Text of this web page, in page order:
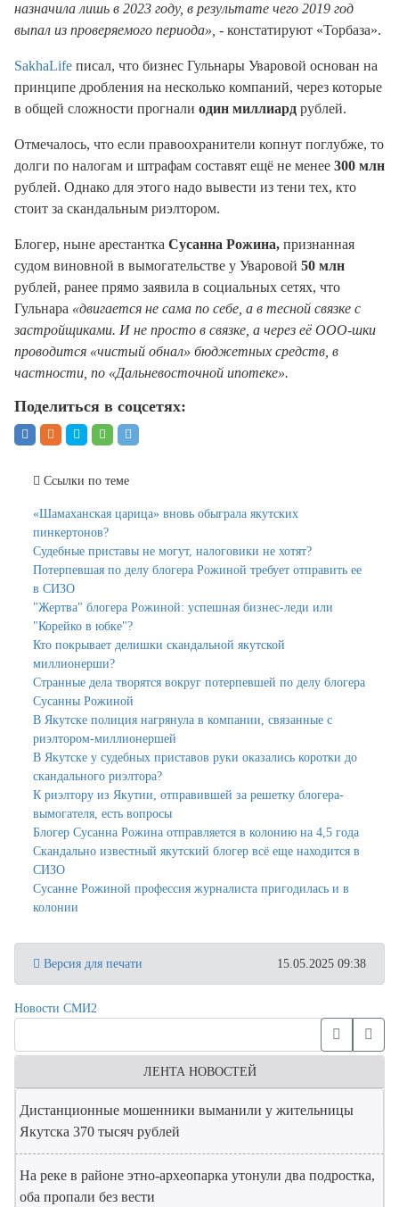
назначила лишь в 2023 году, в результате чего 2019 год
выпал из проверяемого периода», - констатируют «Торбаза».
SakhaLife писал, что бизнес Гульнары Уваровой основан на
принципе дробления на несколько компаний, через которые
в общей сложности прогнали один миллиард рублей.
Отмечалось, что если правоохранители копнут поглубже, то
долги по налогам и штрафам составят ещё не менее 300 млн
рублей. Однако для этого надо вывести из тени тех, кто
стоит за скандальным риэлтором.
Блогер, ныне арестантка Сусанна Рожина, признанная
судом виновной в вымогательстве у Уваровой 50 млн
рублей, ранее прямо заявила в социальных сетях, что
Гульнара «двигается не сама по себе, а в тесной связке с
застройщиками. И не просто в связке, а через её ООО-шки
проводится «чистый обнал» бюджетных средств, в
частности, по «Дальневосточной ипотеке».
Поделиться в соцсетях:
Ссылки по теме
«Шамаханская царица» вновь обыграла якутских
пинкертонов?
Судебные приставы не могут, налоговики не хотят?
Потерпевшая по делу блогера Рожиной требует отправить ее
в СИЗО
"Жертва" блогера Рожиной: успешная бизнес-леди или
"Корейко в юбке"?
Кто покрывает делишки скандальной якутской
миллионерши?
Странные дела творятся вокруг потерпевшей по делу блогера
Сусанны Рожиной
В Якутске полиция нагрянула в компании, связанные с
риэлтором-миллионершей
В Якутске у судебных приставов руки оказались коротки до
скандального риэлтора?
К риэлтору из Якутии, отправившей за решетку блогера-
вымогателя, есть вопросы
Блогер Сусанна Рожина отправляется в колонию на 4,5 года
Скандально известный якутский блогер всё еще находится в
СИЗО
Сусанне Рожиной профессия журналиста пригодилась и в
колонии
Версия для печати 15.05.2025 09:38
Новости СМИ2
ЛЕНТА НОВОСТЕЙ
Дистанционные мошенники выманили у жительницы
Якутска 370 тысяч рублей
На реке в районе этно-археопарка утонули два подростка,
оба пропали без вести